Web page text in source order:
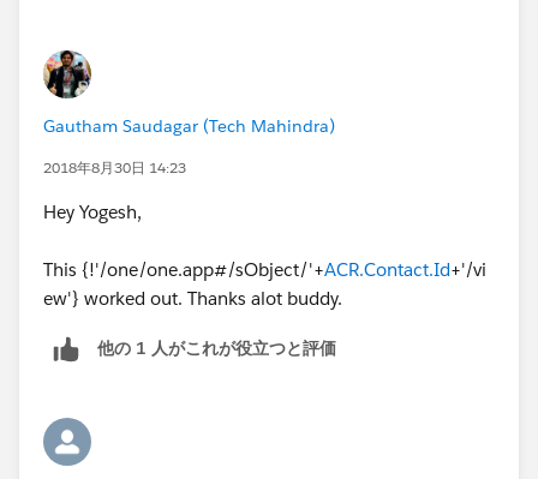
<tr>
<td data-label="CONTACT
NAME"> <div class="slds-truncate" >
<a href="{! '#/sObject/' +
</div> </td>
<td data-label="PRIMARY"> <div
class="slds-truncate" >{!ACR.Primary__c}</div></td>
<td data-label="TITLE"> <div
class="slds-truncate" >{!ACR.Contact.Title}</div></td>
Gautham Saudagar (Tech Mahindra)
2018年8月30日 14:23
Hey Yogesh,
This {!'/one/one.app#/sObject/'+ACR.Contact.Id+'/vi
ew'} worked out. Thanks alot buddy.
他の 1 人がこれが役立つと評価